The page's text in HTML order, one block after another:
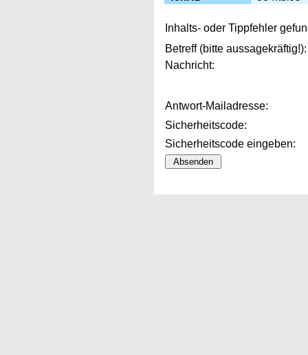
Inhalts- oder Tippfehler
Betreff (bitte aussagekräftig!):
Nachricht:
Antwort-Mailadresse:
Sicherheitscode:
Sicherheitscode eingeben: